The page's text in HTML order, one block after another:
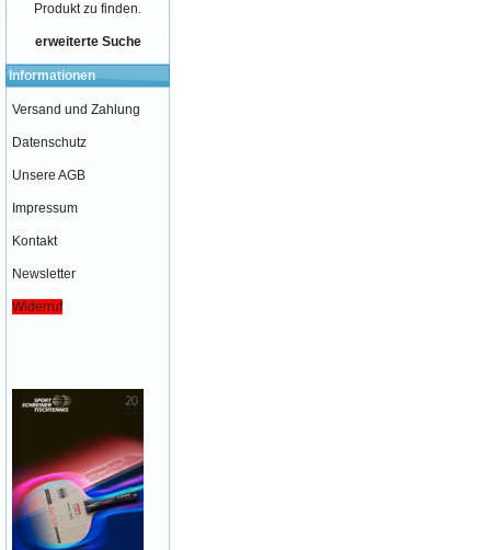
Produkt zu finden.
erweiterte Suche
Informationen
Versand und Zahlung
Datenschutz
Unsere AGB
Impressum
Kontakt
Newsletter
Widerruf